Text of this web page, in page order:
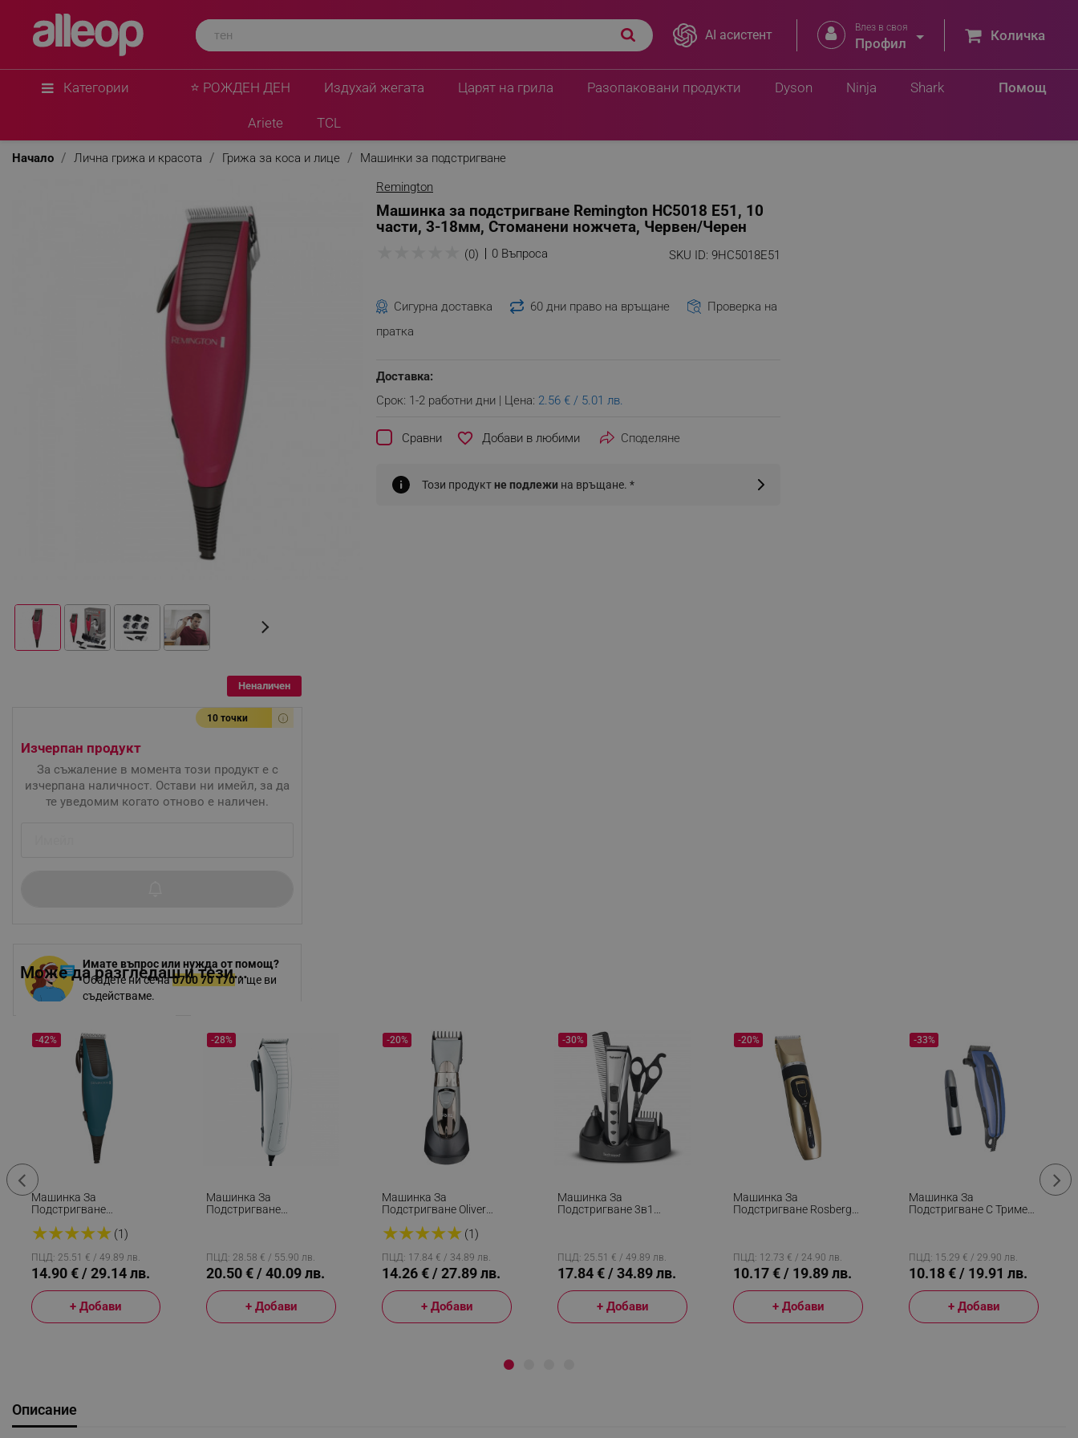
AI асистент  Влез в своя
Профил  Количка
Категории ⭐ РОЖДЕН ДЕН Издухай жегата Царят на грила Разопаковани продукти Помощ
Dyson Ninja Shark
Ariete TCL
Начало Лична грижа и красота Грижа за коса и лице
Машинки за подстригване
Remington
Машинка за подстригване Remington HC5018 E51, 10
части, 3-18мм, Стоманени ножчета, Червен/Черен
SKU ID: 9HC5018E51
(0) 0 Въпроса
Сигурна доставка 60 дни право на връщане
Проверка на
пратка
Доставка:
Срок: 1-2 работни дни | Цена: 2.56 € / 5.01 лв.
Сравни favorite_border Споделяне
Този продуктне подлежи на връщане. *
Неналичен
10 точки
Имате въпрос или нужда от помощ?
Обадете ни се на0700 70 170и ще ви
съдействаме.
Изчерпан продукт
За съжаление в момента този продукт е с
изчерпана наличност. Остави ни имейл, за да
те уведомим когато отново е наличен.
Може да разгледаш и тези...
Машинка За
Подстригване
Кабел, Аксесоари,
Иноксово Острие, Син
★★★★★ (1)
-42%
ПЦД: 25.51 € / 49.89 лв.
14.90 € / 29.14 лв.
+ Добави
Машинка За
Подстригване
-28%
ПЦД: 28.58 € / 55.90 лв.
20.50 € / 40.09 лв.
+ Добави
Машинка За
Подстригване Oliver
Безжична, Титаниеви
★★★★★(1)
-20%
ПЦД: 17.84 € / 34.89 лв.
14.26 € / 27.89 лв.
+ Добави
Машинка За
Подстригване 3в1
Индикатор, Приставки,
Инокс
-30%
ПЦД: 25.51 € / 49.89 лв.
17.84 € / 34.89 лв.
+ Добави
Машинка За
Подстригване Rosberg
-20%
ПЦД: 12.73 € / 24.90 лв.
10.17 € / 19.89 лв.
+ Добави
Машинка За
Подстригване С Тример
-33%
ПЦД: 15.29 € / 29.90 лв.
10.18 € / 19.91 лв.
+ Добави
Описание